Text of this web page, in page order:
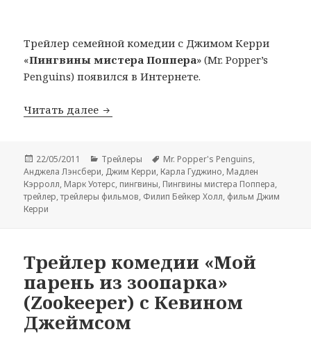
Трейлер семейной комедии с Джимом Керри
«Пингвины мистера Поппера» (Mr. Popper’s
Penguins) появился в Интернете.
Читать далее Новый трейлер комедии «Пингвины
Опубликовано
22/05/2011 Рубрики
Трейлеры Метки
Mr. Popper's Penguins,
Анджела Лэнсбери, Джим Керри, Карла Гуджино, Мадлен
Кэрролл, Марк Уотерс, пингвины, Пингвины мистера Поппера,
трейлер,трейлеры фильмов, Филип Бейкер Холл, фильм Джим
Керри
Трейлер комедии «Мой
парень из зоопарка»
(Zookeeper) с Кевином
Джеймсом